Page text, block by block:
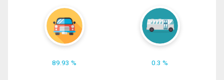
89.93 % 0.3 %